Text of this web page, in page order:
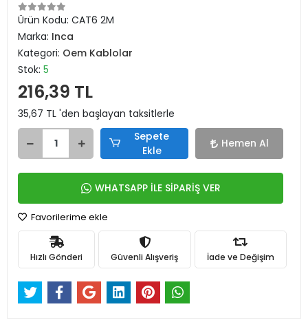
Ürün Kodu: CAT6 2M
Marka: Inca
Kategori: Oem Kablolar
Stok: 5
216,39 TL
35,67 TL 'den başlayan taksitlerle
Sepete
Ekle
Hemen Al
WHATSAPP İLE SİPARİŞ VER
Favorilerime ekle
Hızlı Gönderi Güvenli Alışveriş İade ve Değişim